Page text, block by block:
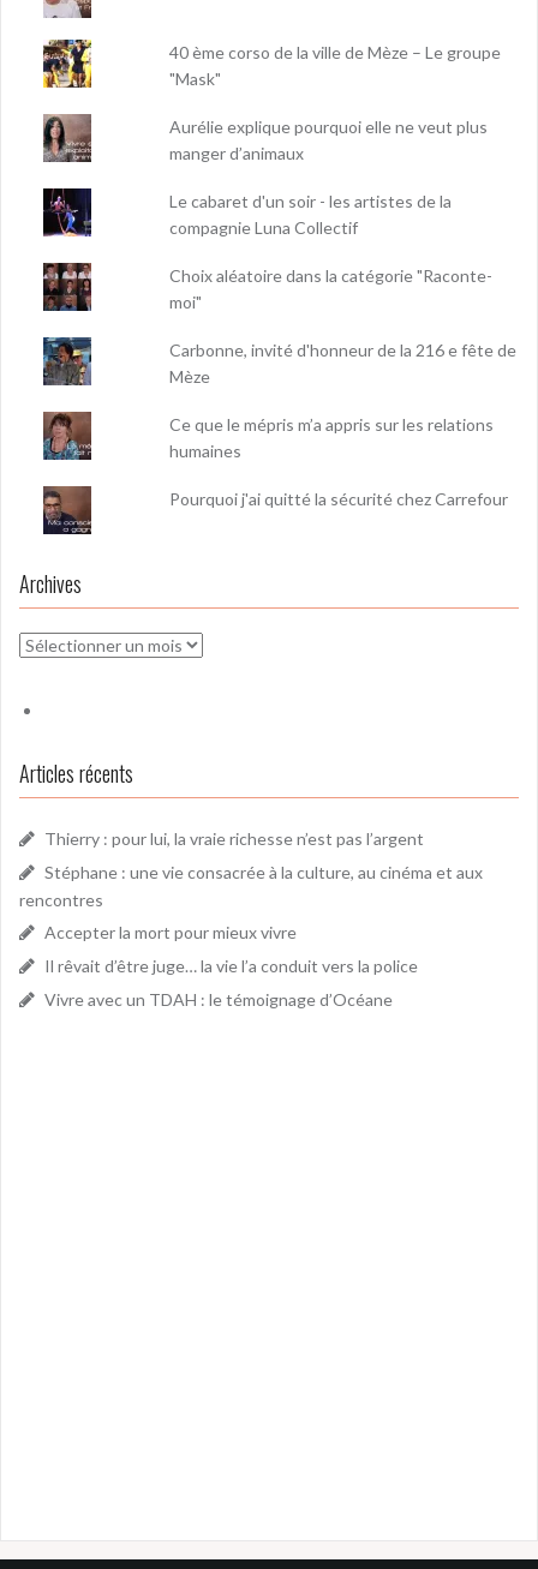
40 ème corso de la ville de Mèze – Le groupe
"Mask"
Aurélie explique pourquoi elle ne veut plus
manger d’animaux
Le cabaret d'un soir - les artistes de la
compagnie Luna Collectif
Choix aléatoire dans la catégorie "Raconte-
moi"
Carbonne, invité d'honneur de la 216 e fête de
Mèze
Ce que le mépris m’a appris sur les relations
humaines
Pourquoi j'ai quitté la sécurité chez Carrefour
Archives
Archives
Articles récents
Thierry : pour lui, la vraie richesse n’est pas l’argent
Stéphane : une vie consacrée à la culture, au cinéma et aux
rencontres
Accepter la mort pour mieux vivre
Il rêvait d’être juge… la vie l’a conduit vers la police
Vivre avec un TDAH : le témoignage d’Océane